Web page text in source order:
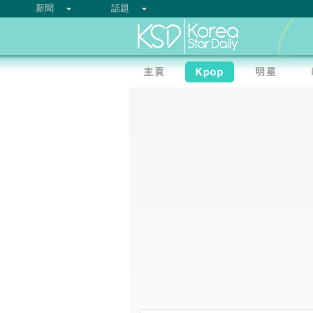
新聞 話題